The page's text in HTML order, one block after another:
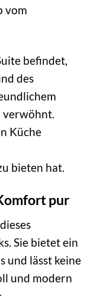
vom
befindet,
des
verwöhnt.
Küche
bieten hat.
pur
Sie bietet ein
und lässt keine
und modern